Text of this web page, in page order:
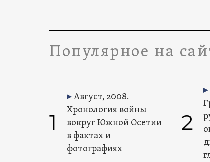
Популярное на
1
Август, 2008.
Хронология войны
вокруг Южной Осетии
в фактах и
фотографиях
2